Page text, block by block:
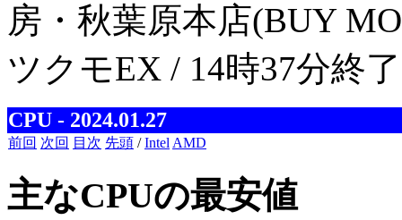
房・秋葉原本店(BUY
ツクモEX / 14時37分終
CPU - 2024.01.27
前回 次回 目次 先頭 /Intel AMD
主なCPUの最安値